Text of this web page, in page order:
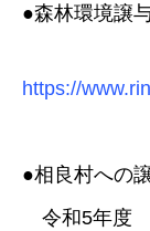
●森林環境譲
https://
●相良村への
令和5年度